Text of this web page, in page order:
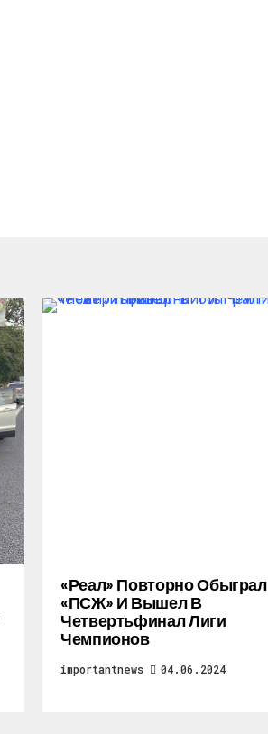
«Реал» Повторно Обыграл
«ПСЖ» И Вышел В
Четвертьфинал Лиги
Чемпионов
importantnews 04.06.2024